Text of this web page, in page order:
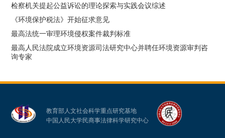
检察机关提起公益诉讼的理论探索与实践会议综述
《环境保护税法》开始征求意见
最高法统一审理环境侵权案件裁判标准
最高人民法院成立环境资源司法研究中心并聘任环境资源审判咨
询专家
教育部人文社会科学重点研究基地
中国人民大学民商事法律科学研究中心